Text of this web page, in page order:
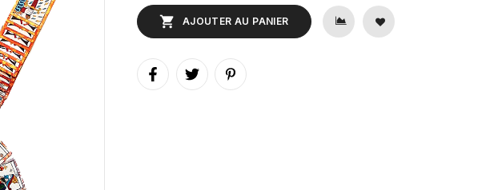
 AJOUTER AU PANIER